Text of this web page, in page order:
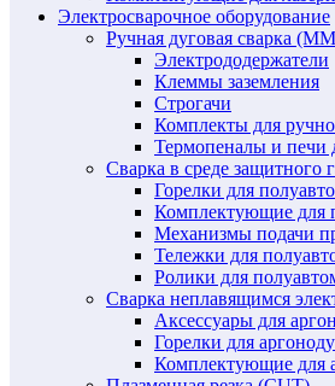
Электросварочное оборудование
Ручная дуговая сварка
Электрододержатели
Клеммы заземления
Строгачи
Комплекты для
Термопеналы и печи
Сварка в среде защитного
Горелки для
Комплектующие для
Механизмы подачи
Тележки для
Ролики для
Сварка неплавящимся
Аксессуары для
Горелки для
Комплектующие для